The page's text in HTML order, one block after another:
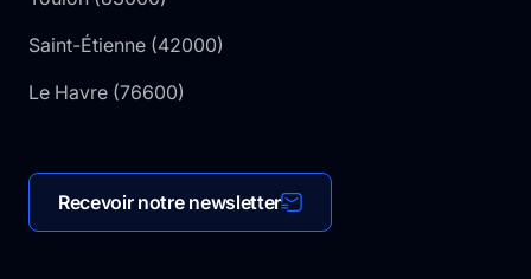
Saint-Étienne (42000)
Le Havre (76600)
Recevoir notre newsletter